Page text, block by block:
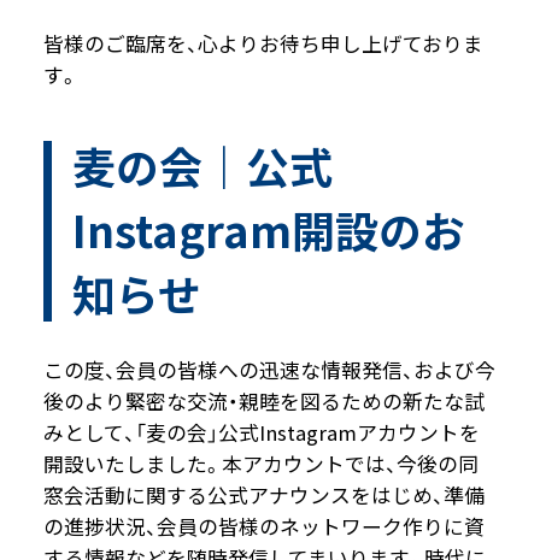
皆様のご臨席を、心よりお待ち申し上げておりま
す。
麦の会｜公式
Instagram開設のお
知らせ
この度、会員の皆様への迅速な情報発信、および今
後のより緊密な交流・親睦を図るための新たな試
みとして、「麦の会」公式Instagramアカウントを
開設いたしました。本アカウントでは、今後の同
窓会活動に関する公式アナウンスをはじめ、準備
の進捗状況、会員の皆様のネットワーク作りに資